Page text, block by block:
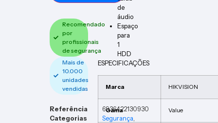
Recomendado
por
profissionais
de segurança
Mais de
10.000
unidades
vendidas
Referência
6936422130930
Categorias
Segurança,
de
áudio
Espaço
para
1
HDD
ESPECIFICAÇÕES
Marca HIKVISION
Gama Value